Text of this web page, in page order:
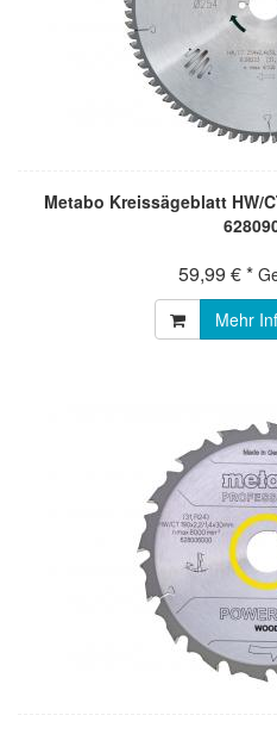
Metabo Kreissägeblatt HW/
59,99 € *
Mehr